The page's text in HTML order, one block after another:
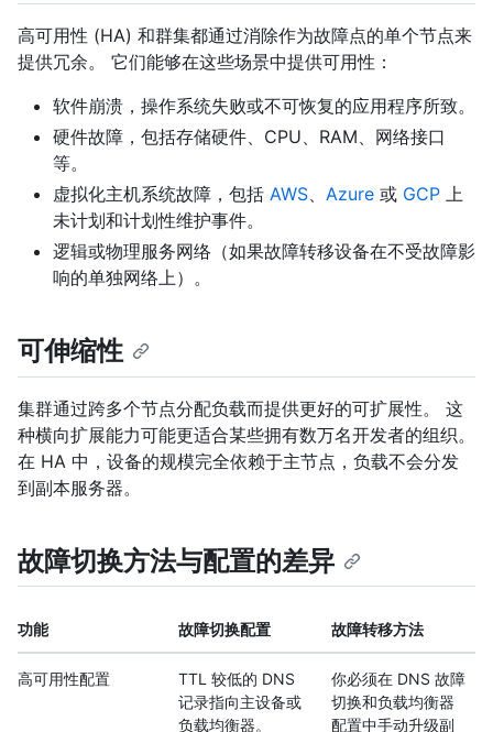
高可用性 (HA) 和群集都通过消除作为故障点的单个节点来
提供冗余。 它们能够在这些场景中提供可用性：
软件崩溃，操作系统失败或不可恢复的应用程序所致。
硬件故障，包括存储硬件、CPU、RAM、网络接口
等。
虚拟化主机系统故障，包括 AWS、 Azure 或 GCP 上
未计划和计划性维护事件。
逻辑或物理服务网络（如果故障转移设备在不受故障影
响的单独网络上）。
可伸缩性
集群通过跨多个节点分配负载而提供更好的可扩展性。 这
种横向扩展能力可能更适合某些拥有数万名开发者的组织。
在 HA 中，设备的规模完全依赖于主节点，负载不会分发
到副本服务器。
故障切换方法与配置的差异
功能 故障切换配置 故障转移方法
高可用性配置
TTL 较低的 DNS
记录指向主设备或
负载均衡器。
你必须在 DNS 故障
切换和负载均衡器
配置中手动升级副